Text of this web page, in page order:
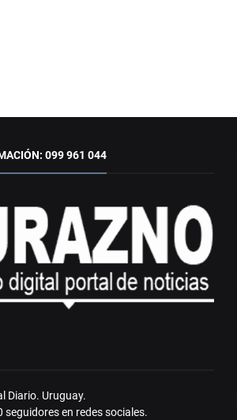
099 961 044
Diario. Uruguay.
seguidores en redes sociales.